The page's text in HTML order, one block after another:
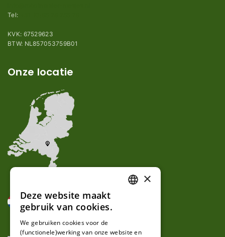
Tel:
KVK: 67529623
BTW: NL857053759B01
Onze locatie
GERMAN
×
Deze website maakt
gebruik van cookies.
We gebruiken cookies voor de
(functionele)werking van onze website en